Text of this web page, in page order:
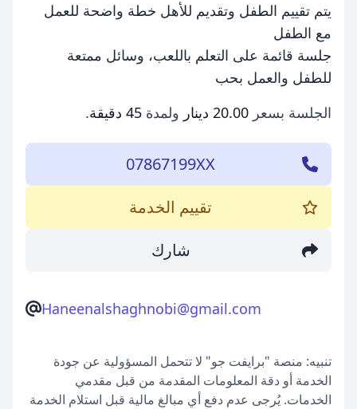
يتم تقييم الطفل وتقديم للأهل خطة واضحة للعمل
مع الطفل
جلسة قائمة على التعلم باللعب، وسائل ممتعة
للطفل والعمل بحب
الجلسة بسعر 20.00 دينار ولمدة 45 دقيقة .
07867199XX
تقييم الخدمة
شارك
Haneenalshaghnobi@gmail.com
تنبيه: منصة "برايفت جو" لا تتحمل المسؤولية عن جودة
الخدمة أو دقة المعلومات المقدمة من قبل مقدمي
الخدمات. يُرجى عدم دفع أي مبالغ مالية قبل استلام الخدمة